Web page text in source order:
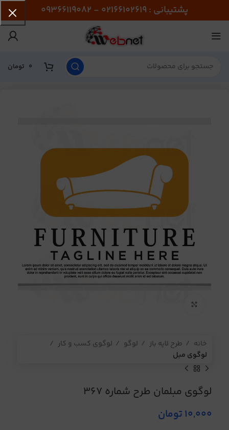
پشتیبانی : 02166102619 - 09366119082
0 تومان
خانه طرح لایه باز لوگو
لوگوی کسب و کار
لوگوی مبل
لوگوی مبلمان طرح شماره 367
10,000تومان